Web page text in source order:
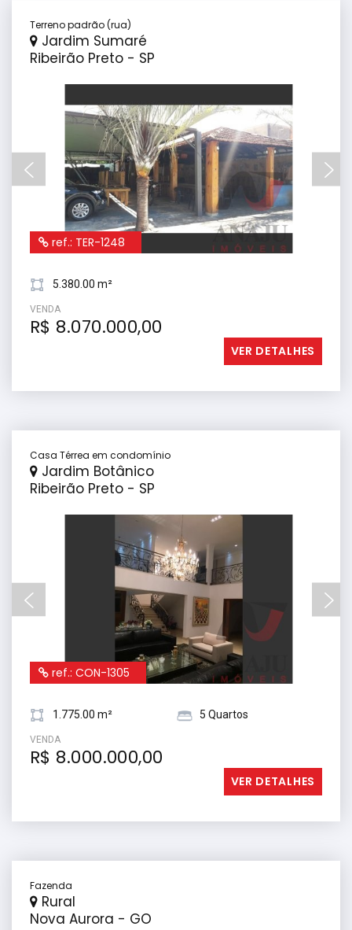
Terreno padrão (rua)
Jardim Sumaré
Ribeirão Preto - SP
ref.: TER-1248
5.380.00 m²
VENDA
R$ 8.070.000,00
VER DETALHES
Casa Térrea em condomínio
Jardim Botânico
Ribeirão Preto - SP
ref.: CON-1305
1.775.00 m² 5 Quartos
VENDA
R$ 8.000.000,00
VER DETALHES
Fazenda
Rural
Nova Aurora - GO